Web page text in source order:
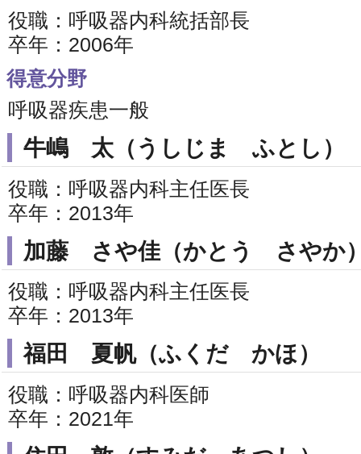
役職：呼吸器内科統括部長
卒年：2006年
得意分野
呼吸器疾患一般
牛嶋 太（うしじま ふとし）
役職：呼吸器内科主任医長
卒年：2013年
加藤 さや佳（かとう さやか
役職：呼吸器内科主任医長
卒年：2013年
福田 夏帆（ふくだ かほ）
役職：呼吸器内科医師
卒年：2021年